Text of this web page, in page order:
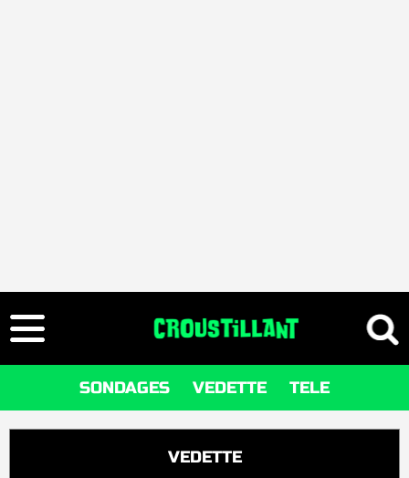
SONDAGES VEDETTE TELE
VEDETTE